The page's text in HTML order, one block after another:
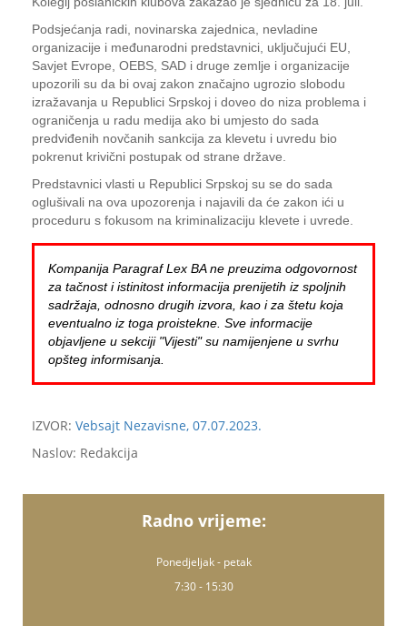
Podsjećanja radi, novinarska zajednica, nevladine
organizacije i međunarodni predstavnici, uključujući EU,
Savjet Evrope, OEBS, SAD i druge zemlje i organizacije
upozorili su da bi ovaj zakon značajno ugrozio slobodu
izražavanja u Republici Srpskoj i doveo do niza problema i
ograničenja u radu medija ako bi umjesto do sada
predviđenih novčanih sankcija za klevetu i uvredu bio
pokrenut krivični postupak od strane države.
Predstavnici vlasti u Republici Srpskoj su se do sada
oglušivali na ova upozorenja i najavili da će zakon ići u
proceduru s fokusom na kriminalizaciju klevete i uvrede.
Kompanija Paragraf Lex BA ne preuzima odgovornost
za tačnost i istinitost informacija prenijetih iz spoljnih
sadržaja, odnosno drugih izvora, kao i za štetu koja
eventualno iz toga proistekne. Sve informacije
objavljene u sekciji "Vijesti" su namijenjene u svrhu
opšteg informisanja.
IZVOR: Vebsajt Nezavisne, 07.07.2023.
Naslov: Redakcija
Radno vrijeme:
Ponedjeljak - petak
7:30 - 15:30